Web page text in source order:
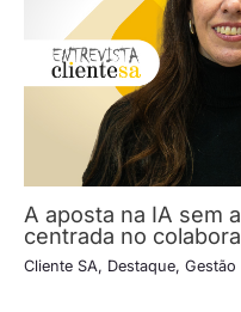
A aposta na IA sem
centrada no
Cliente SA, Destaque, Gestão